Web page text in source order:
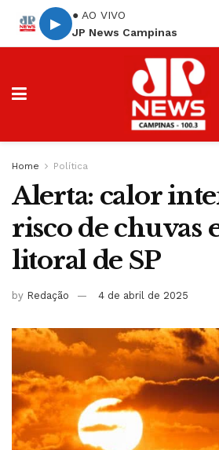
▶
● AO VIVO
JP News Campinas
Home Política
Alerta: calor
risco de chuvas
litoral de SP
by Redação 4 de abril de 2025